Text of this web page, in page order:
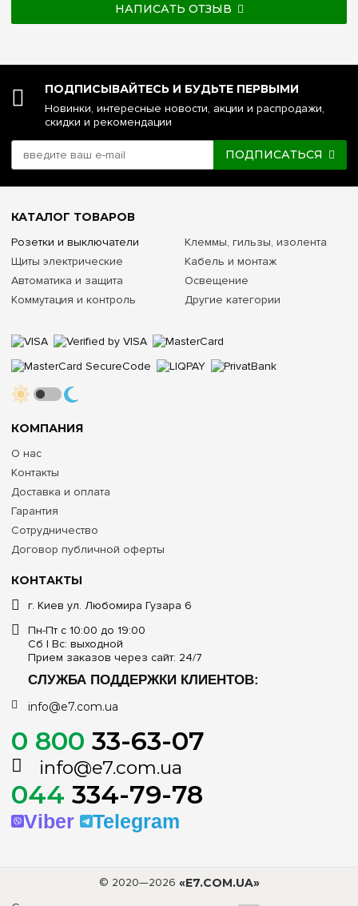
НАПИСАТЬ ОТЗЫВ
ПОДПИСЫВАЙТЕСЬ И БУДЬТЕ ПЕРВЫМИ
Новинки, интересные новости, акции и распродажи,
скидки и рекомендации
ПОДПИСАТЬСЯ
КОНТАКТЫ
г. Киев ул. Любомира Гузара 6
Пн-Пт с 10:00 до 19:00
Сб | Вс: выходной
Прием заказов через сайт: 24/7
СЛУЖБА ПОДДЕРЖКИ КЛИЕНТОВ:
info@e7.com.ua
0 800 33-63-07
info@e7.com.ua
044 334-79-78
Viber Telegram
КОМПАНИЯ
О нас
Контакты
Доставка и оплата
Гарантия
Сотрудничество
Договор публичной оферты
КАТАЛОГ ТОВАРОВ
Розетки и выключатели
Щиты электрические
Автоматика и защита
Коммутация и контроль
Клеммы, гильзы, изолента
Кабель и монтаж
Освещение
Другие категории
© 2020—2026 «E7.COM.UA»